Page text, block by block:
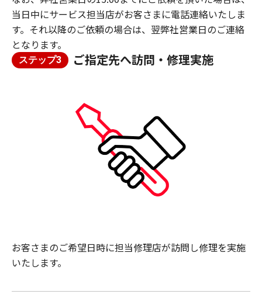
当日中にサービス担当店がお客さまに電話連絡いたしま
す。それ以降のご依頼の場合は、翌弊社営業日のご連絡
となります。
ステップ3 ご指定先へ訪問・修理実施
お客さまのご希望日時に担当修理店が訪問し修理を実施
いたします。